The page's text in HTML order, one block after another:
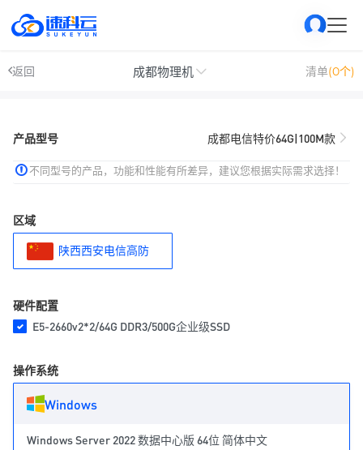
返回 成都物理机 清单(0个)
产品型号 成都电信特价64G|100M款
不同型号的产品，功能和性能有所差异，建议您根据实际需求选择！
区域
陕西西安电信高防
硬件配置
E5-2660v2*2/64G DDR3/500G企业级SSD
操作系统
Windows
Windows Server 2022 数据中心版 64位 简体中文